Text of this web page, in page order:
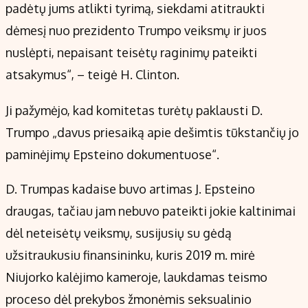
padėtų jums atlikti tyrimą, siekdami atitraukti
dėmesį nuo prezidento Trumpo veiksmų ir juos
nuslėpti, nepaisant teisėtų raginimų pateikti
atsakymus“, – teigė H. Clinton.
Ji pažymėjo, kad komitetas turėtų paklausti D.
Trumpo „davus priesaiką apie dešimtis tūkstančių jo
paminėjimų Epsteino dokumentuose“.
D. Trumpas kadaise buvo artimas J. Epsteino
draugas, tačiau jam nebuvo pateikti jokie kaltinimai
dėl neteisėtų veiksmų, susijusių su gėdą
užsitraukusiu finansininku, kuris 2019 m. mirė
Niujorko kalėjimo kameroje, laukdamas teismo
proceso dėl prekybos žmonėmis seksualinio